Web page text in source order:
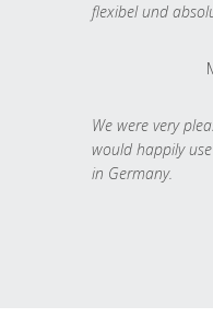
flexibel und
We were very
would happily
in Germany.